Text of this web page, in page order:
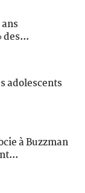
des...
adolescents
à Buzzman